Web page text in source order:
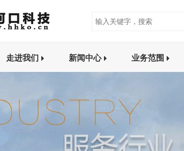
走进我们 新闻中心 业务范围